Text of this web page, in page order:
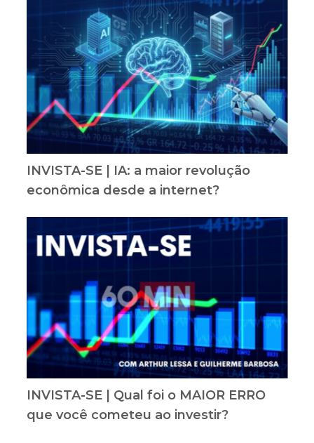
INVISTA-SE | IA: a maior revolução
econômica desde a internet?
INVISTA-SE | Qual foi o MAIOR ERRO
que você cometeu ao investir?